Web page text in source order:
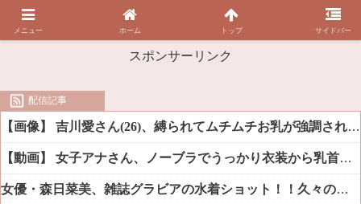
スポンサーリンク
配信記事
【画像】 吉川愛さん(26)、縛られてムチムチお乳が強調されてしまう
【動画】 女子アナさん、ノーブラでうっかり衣装から乳首が透けてしまう放送事故ｗｗｗ
女優・森日菜美、雑誌グラビアの水着ショット！！久々の姿にファン悶絶ｗｗ
メニュー ホーム トップ サイドバー